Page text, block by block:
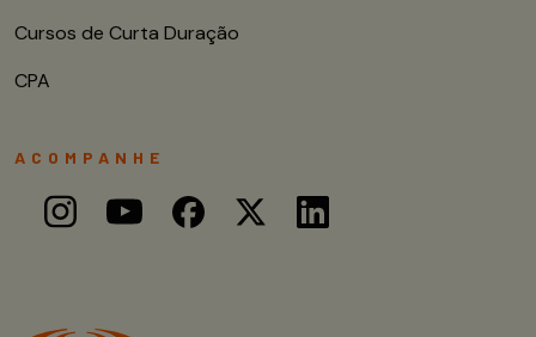
Cursos de Curta Duração
CPA
ACOMPANHE